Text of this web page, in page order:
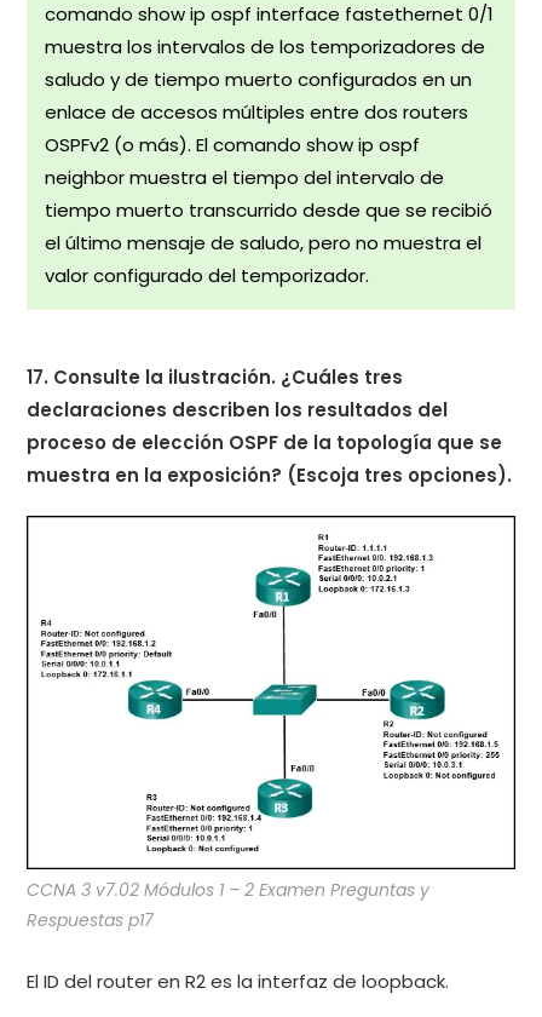
comando show ip ospf interface fastethernet 0/1
muestra los intervalos de los temporizadores de
saludo y de tiempo muerto configurados en un
enlace de accesos múltiples entre dos routers
OSPFv2 (o más). El comando show ip ospf
neighbor muestra el tiempo del intervalo de
tiempo muerto transcurrido desde que se recibió
el último mensaje de saludo, pero no muestra el
valor configurado del temporizador.
17. Consulte la ilustración. ¿Cuáles tres
declaraciones describen los resultados del
proceso de elección OSPF de la topología que se
muestra en la exposición? (Escoja tres opciones).
CCNA 3 v7.02 Módulos 1 – 2 Examen Preguntas y
Respuestas p17
El ID del router en R2 es la interfaz de loopback.